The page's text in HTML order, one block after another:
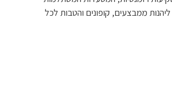
ממבצעים, קופונים והטבות לכל